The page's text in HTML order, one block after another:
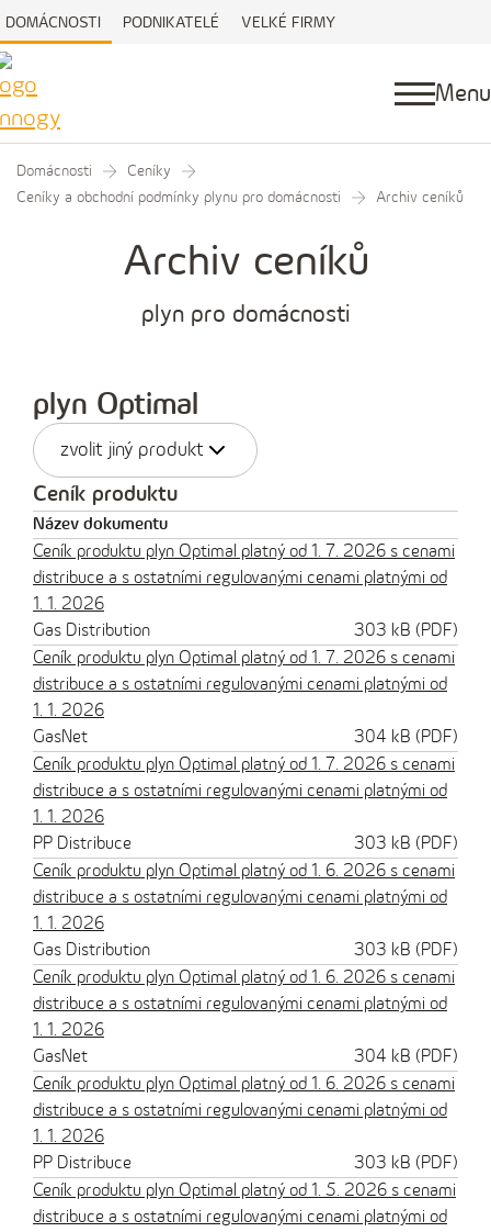
DOMÁCNOSTI PODNIKATELÉ VELKÉ FIRMY
Menu
Domácnosti
Ceníky
Ceníky a obchodní podmínky plynu pro domácnosti
Archiv ceníků
Archiv ceníků
plyn pro domácnosti
plyn Optimal
zvolit jiný produkt
Ceník produktu
Název dokumentu
Ceník produktu plyn Optimal platný od 1. 7. 2026 s cenami
distribuce a s ostatními regulovanými cenami platnými od
1. 1. 2026
Gas Distribution
303 kB (PDF)
Ceník produktu plyn Optimal platný od 1. 7. 2026 s cenami
distribuce a s ostatními regulovanými cenami platnými od
1. 1. 2026
GasNet
304 kB (PDF)
Ceník produktu plyn Optimal platný od 1. 7. 2026 s cenami
distribuce a s ostatními regulovanými cenami platnými od
1. 1. 2026
PP Distribuce
303 kB (PDF)
Ceník produktu plyn Optimal platný od 1. 6. 2026 s cenami
distribuce a s ostatními regulovanými cenami platnými od
1. 1. 2026
Gas Distribution
303 kB (PDF)
Ceník produktu plyn Optimal platný od 1. 6. 2026 s cenami
distribuce a s ostatními regulovanými cenami platnými od
1. 1. 2026
GasNet
304 kB (PDF)
Ceník produktu plyn Optimal platný od 1. 6. 2026 s cenami
distribuce a s ostatními regulovanými cenami platnými od
1. 1. 2026
PP Distribuce
303 kB (PDF)
Ceník produktu plyn Optimal platný od 1. 5. 2026 s cenami
distribuce a s ostatními regulovanými cenami platnými od